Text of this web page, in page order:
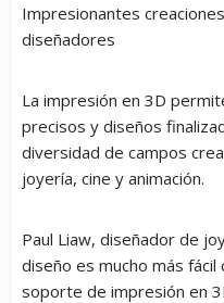
Impresionantes
diseñadores
La impresión en 3D
precisos y diseños
diversidad de campos
joyería, cine y animación.
Paul Liaw, diseñador de
diseño es mucho más
soporte de impresión en